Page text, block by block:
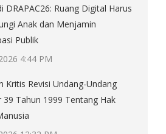
DRAPAC26: Ruang Digital Harus
Anak dan Menjamin
Publik
4:44 PM
Kritis Revisi Undang-Undang
Tahun 1999 Tentang Hak